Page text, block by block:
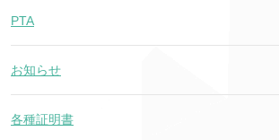
PTA
お知らせ
各種証明書